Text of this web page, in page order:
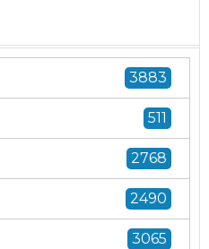
3883
511
2768
2490
3065